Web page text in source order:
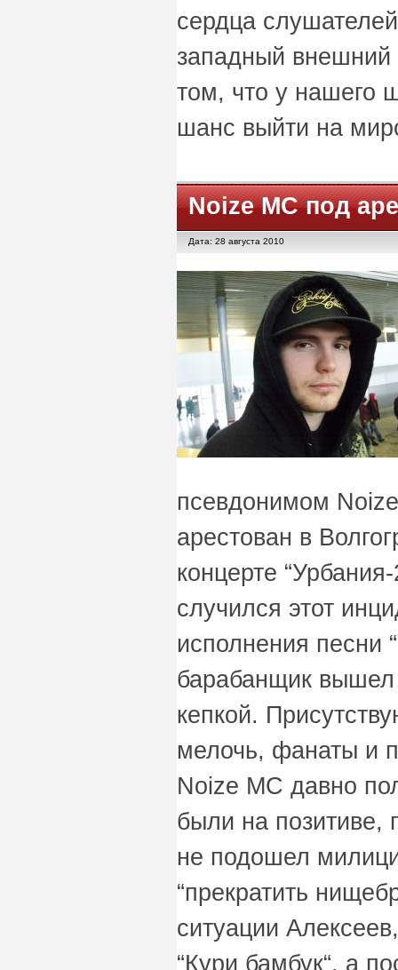
сердца
западный внешний
том, что у нашего
шанс выйти на
Noize MC под
Дата: 28 августа 2010
псевдонимом
арестован в
концерте
случился этот
исполнения песни
барабанщик вышел
кепкой.
мелочь, фанаты и
Noize MC давно
были на позитиве,
не подошел
“прекратить
ситуации
“Кури бамбук“, а